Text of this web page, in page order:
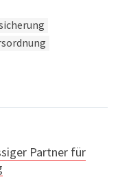
Partner für